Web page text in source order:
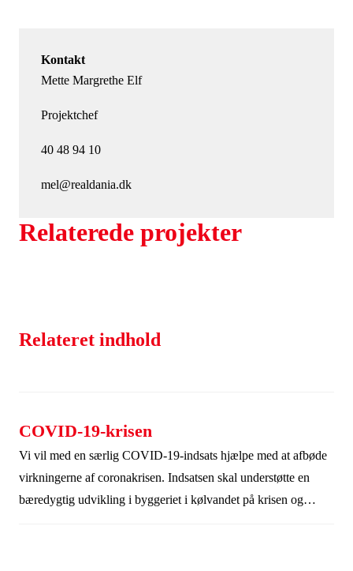
Kontakt
Mette Margrethe Elf
Projektchef
40 48 94 10
mel@realdania.dk
Relaterede projekter
Relateret indhold
COVID-19-krisen
Vi vil med en særlig COVID-19-indsats hjælpe med at afbøde
virkningerne af coronakrisen. Indsatsen skal understøtte en
bæredygtig udvikling i byggeriet i kølvandet på krisen og